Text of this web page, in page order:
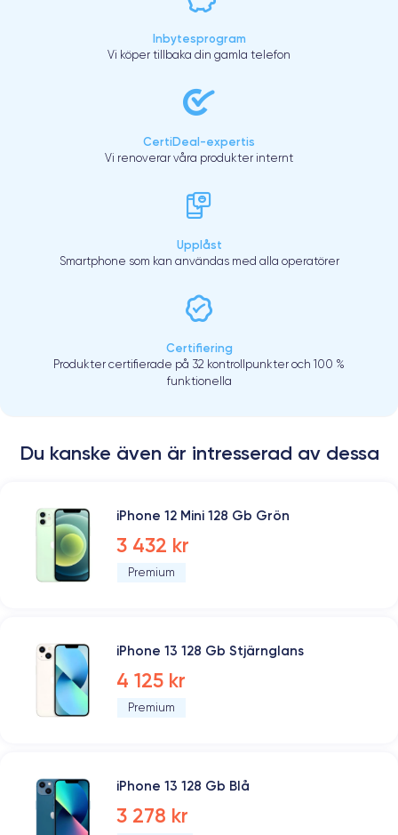
Inbytesprogram
Vi köper tillbaka din gamla telefon
CertiDeal-expertis
Vi renoverar våra produkter internt
Upplåst
Smartphone som kan användas med alla operatörer
Certifiering
Produkter certifierade på 32 kontrollpunkter och 100 %
funktionella
Du kanske även är intresserad av dessa
iPhone 12 Mini 128 Gb Grön
3 432 kr
Premium
iPhone 13 128 Gb Stjärnglans
4 125 kr
Premium
iPhone 13 128 Gb Blå
3 278 kr